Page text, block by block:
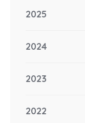
2025
2024
2023
2022